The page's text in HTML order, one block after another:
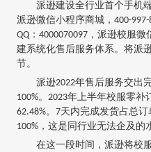
派逊建设全行业首个手机端
派逊微信小程序商城，400-
QQ：4000070097，派逊校服
建系统化售后服务体系。将派
节。
派逊2022年售后服务交出
100%。2023年上半年校服零
62.48%。7天内完成发货占总
100%，这是同行业无法企及的
在这一段时间，派逊将校服